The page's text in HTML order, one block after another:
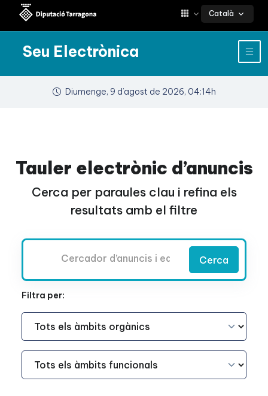
Català
Seu Electrònica
Diumenge, 9 d’agost de 2026, 04:14h
Tauler electrònic d’anuncis
Cerca per paraules clau i refina els
resultats amb el filtre
Cerca
Filtra per:
Àmbit Funcional
Àmbit Funcional